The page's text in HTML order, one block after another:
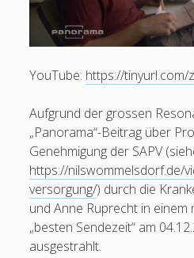
Alles zur Palliative Care
Kontakt / Impressum
facebookinstagramlinkedin
Krankenpfleger
European Diploma in Pain
Pflegefachperson für Spezielle
Nurse Plus m. Ausz. (Dt.
Pflegefachperson für Palliative
Staatl. anerk. Praxisanleiter
Pflegefachperson p-e-ac®
YouTube: https://
Aufgrund der grossen
„Panorama“-Beitrag über
Genehmigung der SAPV
https://nilswommelsdorf.de/
versorgung/) durch die
und Anne Ruprecht in einem
„besten Sendezeit“ am
ausgestrahlt.